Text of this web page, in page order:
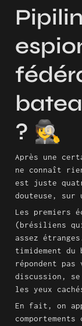
? 🕵️
Après une
ne connaît
est juste
douteuse, sur
Les premiers
(brésiliens
assez
timidement du
répondent
discussion,
les yeux
En fait, on